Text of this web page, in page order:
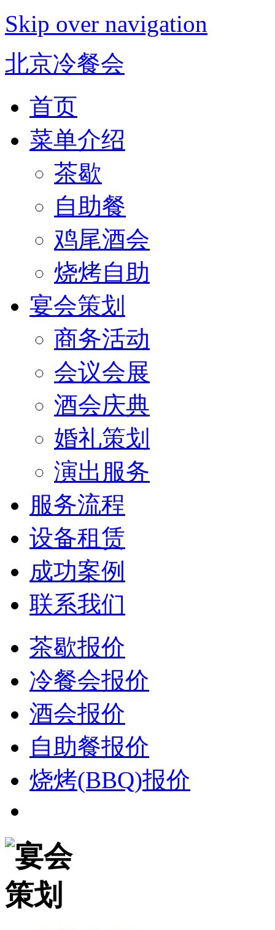
Skip over navigation
北京冷餐会
首页
菜单介绍
茶歇
自助餐
鸡尾酒会
烧烤自助
宴会策划
商务活动
会议会展
酒会庆典
婚礼策划
演出服务
服务流程
设备租赁
成功案例
联系我们
茶歇报价
冷餐会报价
酒会报价
自助餐报价
烧烤(BBQ)报价